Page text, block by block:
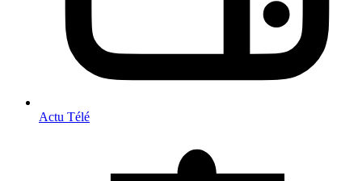
Actu Télé